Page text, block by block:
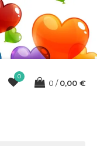
0
0 0,00 €